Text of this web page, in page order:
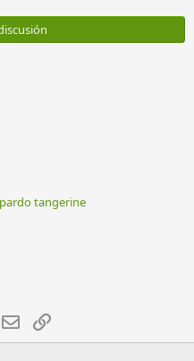
0
s
tangerine
Email